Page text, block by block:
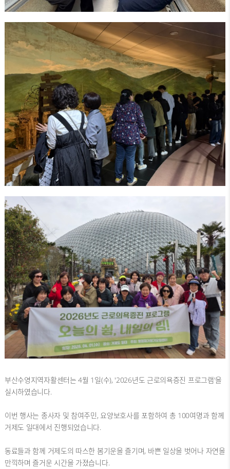
부산수영지역자활센터는 4월 1일(수), '2026년도 근로의욕증진 프로그램'을
실시하였습니다.
이번 행사는 종사자 및 참여주민, 요양보호사를 포함하여 총 100여명과 함께
거제도 일대에서 진행되었습니다.
동료들과 함께 거제도의 따스한 봄기운을 즐기며, 바쁜 일상을 벗어나 자연을
만끽하며 즐거운 시간을 가졌습니다.